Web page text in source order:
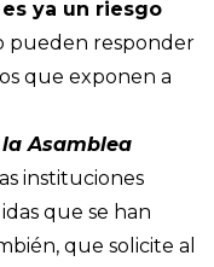
ya un riesgo
pueden responder
que exponen a
Asamblea
instituciones
que se han
que solicite al